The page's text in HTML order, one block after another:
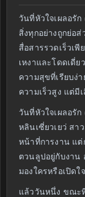
วันที่หัวใจเผลอรั
สิ่งทุกอย่างถูกย่อส่
สื่อสารรวดเร็วเ
เหงาและโดดเดี่
ความสุขที่เรียบง่
ความเร็วสูง แต่มี
วันที่หัวใจเผลอรัก
หลินเซี่ยวเยว่ สา
หน้าที่การงาน แต่
ตวนลูปอยู่กับงาน
มองใครหรือเปิดใ
แล้ววันหนึ่ง ขณะที่